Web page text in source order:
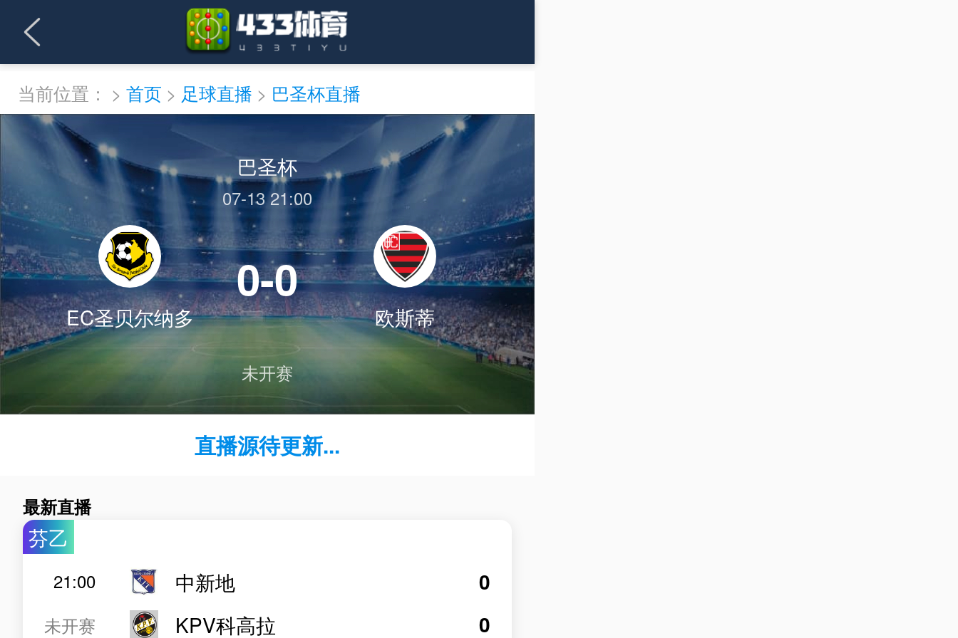
当前位置： > 首页 > 足球直播 > 巴圣杯直播
巴圣杯
07-13 21:00
EC圣贝尔纳多
0-0
欧斯蒂
未开赛
直播源待更新...
最新直播
芬乙
21:00
未开赛
中新地
KPV科高拉
0
0